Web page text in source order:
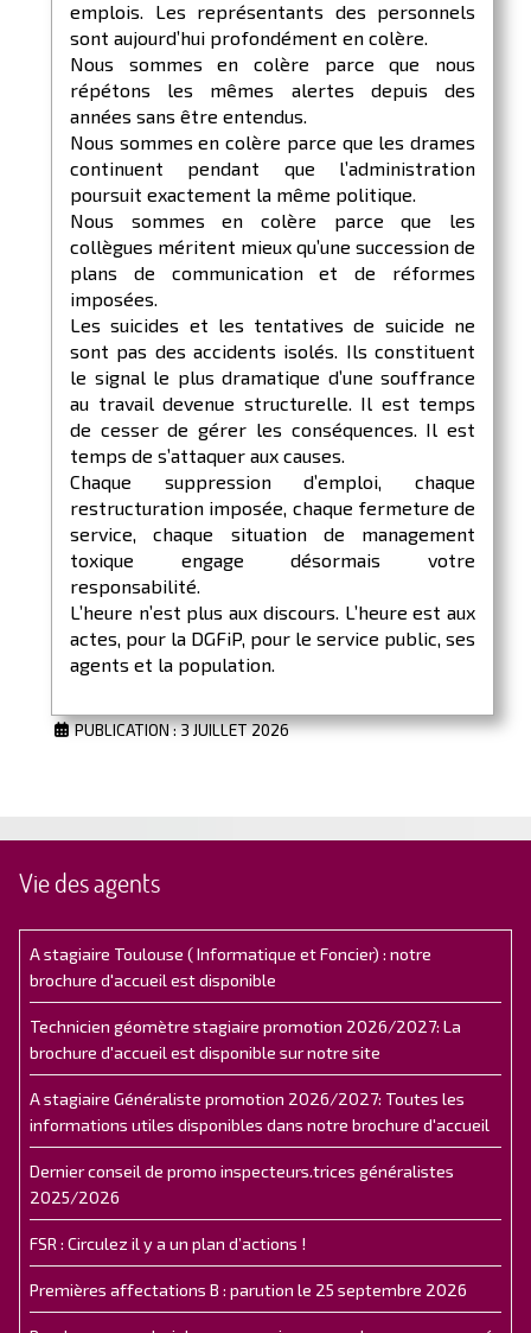
emplois. Les représentants des personnels
sont aujourd’hui profondément en colère.
Nous sommes en colère parce que nous
répétons les mêmes alertes depuis des
années sans être entendus.
Nous sommes en colère parce que les drames
continuent pendant que l’administration
poursuit exactement la même politique.
Nous sommes en colère parce que les
collègues méritent mieux qu’une succession de
plans de communication et de réformes
imposées.
Les suicides et les tentatives de suicide ne
sont pas des accidents isolés. Ils constituent
le signal le plus dramatique d’une souffrance
au travail devenue structurelle. Il est temps
de cesser de gérer les conséquences. Il est
temps de s’attaquer aux causes.
Chaque suppression d’emploi, chaque
restructuration imposée, chaque fermeture de
service, chaque situation de management
toxique engage désormais votre
responsabilité.
L’heure n’est plus aux discours. L’heure est aux
actes, pour la DGFiP, pour le service public, ses
agents et la population.
PUBLICATION : 3 JUILLET 2026
Vie des agents
A stagiaire Toulouse ( Informatique et Foncier) : notre
brochure d'accueil est disponible
Technicien géomètre stagiaire promotion 2026/2027: La
brochure d'accueil est disponible sur notre site
A stagiaire Généraliste promotion 2026/2027: Toutes les
informations utiles disponibles dans notre brochure d'accueil
Dernier conseil de promo inspecteurs.trices généralistes
2025/2026
FSR : Circulez il y a un plan d’actions !
Premières affectations B : parution le 25 septembre 2026